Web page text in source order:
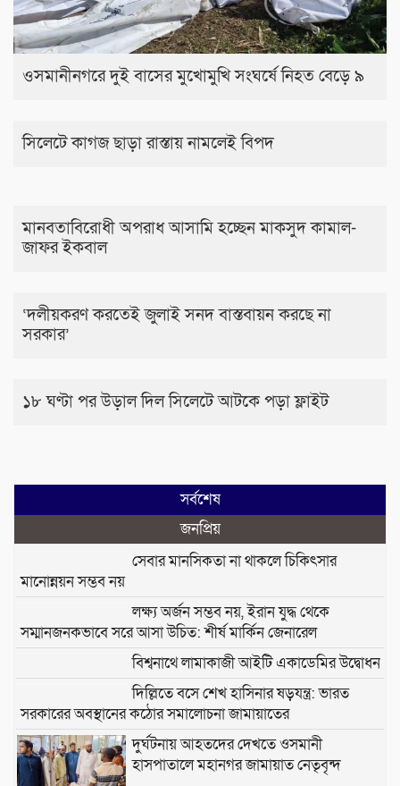
ওসমানীনগরে দুই বাসের মুখোমুখি সংঘর্ষে নিহত বেড়ে ৯
সিলেটে কাগজ ছাড়া রাস্তায় নামলেই বিপদ
মানবতাবিরোধী অপরাধ আসামি হচ্ছেন মাকসুদ কামাল-
জাফর ইকবাল
‘দলীয়করণ করতেই জুলাই সনদ বাস্তবায়ন করছে না
সরকার’
১৮ ঘণ্টা পর উড়াল দিল সিলেটে আটকে পড়া ফ্লাইট
সর্বশেষ
জনপ্রিয়
সেবার মানসিকতা না থাকলে চিকিৎসার
মানোন্নয়ন সম্ভব নয়
লক্ষ্য অর্জন সম্ভব নয়, ইরান যুদ্ধ থেকে
সম্মানজনকভাবে সরে আসা উচিত: শীর্ষ মার্কিন জেনারেল
বিশ্বনাথে লামাকাজী আইটি একাডেমির উদ্বোধন
দিল্লিতে বসে শেখ হাসিনার ষড়যন্ত্র: ভারত
সরকারের অবস্থানের কঠোর সমালোচনা জামায়াতের
দুর্ঘটনায় আহতদের দেখতে ওসমানী
হাসপাতালে মহানগর জামায়াত নেতৃবৃন্দ